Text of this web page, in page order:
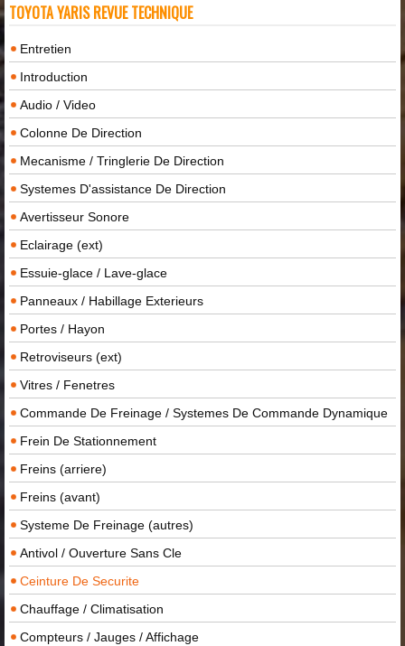
TOYOTA YARIS REVUE TECHNIQUE
Entretien
Introduction
Audio / Video
Colonne De Direction
Mecanisme / Tringlerie De Direction
Systemes D'assistance De Direction
Avertisseur Sonore
Eclairage (ext)
Essuie-glace / Lave-glace
Panneaux / Habillage Exterieurs
Portes / Hayon
Retroviseurs (ext)
Vitres / Fenetres
Commande De Freinage / Systemes De Commande Dynamique
Frein De Stationnement
Freins (arriere)
Freins (avant)
Systeme De Freinage (autres)
Antivol / Ouverture Sans Cle
Ceinture De Securite
Chauffage / Climatisation
Compteurs / Jauges / Affichage